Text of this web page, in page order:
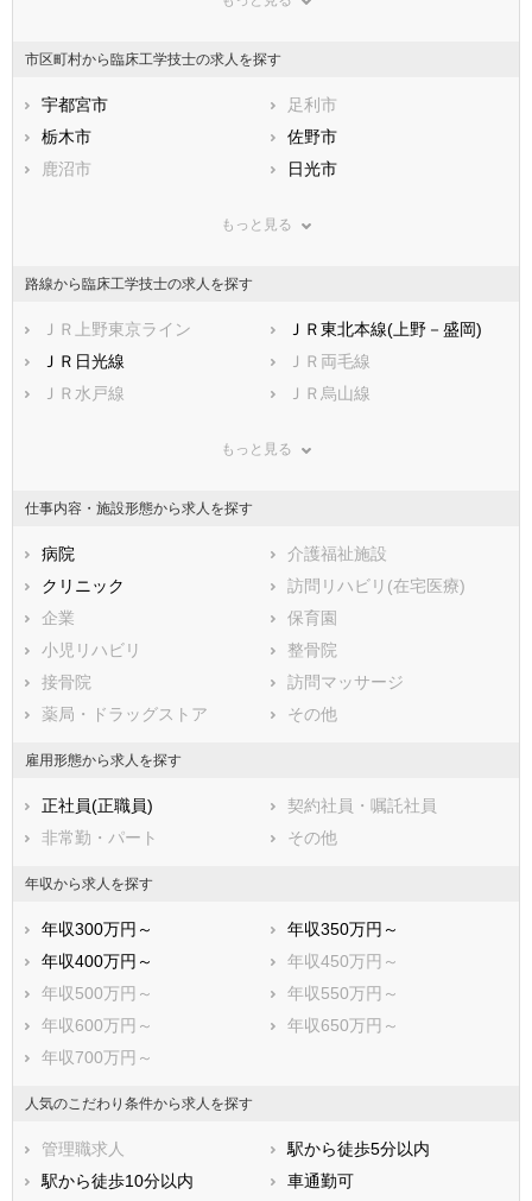
神奈川県
石川県
福井県
静岡県
滋賀県
兵庫県
山口県
福岡県
佐賀県
熊本県
宮崎県
鹿児島県
市区町村から臨床工学技士の求人を探す
宇都宮市
足利市
栃木市
佐野市
鹿沼市
日光市
矢板市
那須烏山市
河内郡上三川町
芳賀郡益子町
芳賀郡茂木町
芳賀郡市貝町
芳賀郡芳賀町
下都賀郡壬生町
那須郡那須町
もっと見る
路線から臨床工学技士の求人を探す
ＪＲ上野東京ライン
ＪＲ東北本線(上野－盛岡)
ＪＲ日光線
ＪＲ両毛線
ＪＲ水戸線
ＪＲ烏山線
東武鬼怒川線
真岡鐵道
ライトライン
もっと見る
仕事内容・施設形態から求人を探す
病院
介護福祉施設
クリニック
訪問リハビリ(在宅医療)
企業
保育園
小児リハビリ
整骨院
接骨院
訪問マッサージ
薬局・ドラッグストア
その他
雇用形態から求人を探す
正社員(正職員)
契約社員・嘱託社員
非常勤・パート
その他
年収から求人を探す
年収300万円～
年収350万円～
年収400万円～
年収450万円～
年収500万円～
年収550万円～
年収600万円～
年収650万円～
年収700万円～
人気のこだわり条件から求人を探す
管理職求人
駅から徒歩5分以内
駅から徒歩10分以内
車通勤可